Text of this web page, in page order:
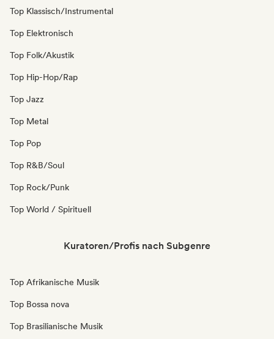
Top Klassisch/Instrumental
Top Elektronisch
Top Folk/Akustik
Top Hip-Hop/Rap
Top Jazz
Top Metal
Top Pop
Top R&B/Soul
Top Rock/Punk
Top World / Spirituell
Kuratoren/Profis nach Subgenre
Top Afrikanische Musik
Top Bossa nova
Top Brasilianische Musik